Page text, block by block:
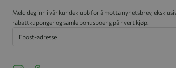
Meld deg inn i vår kundeklubb for å motta nyhetsbrev,
rabattkuponger og samle bonuspoeng på hvert kjøp.